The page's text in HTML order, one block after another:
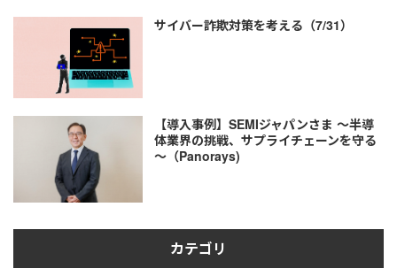
サイバー詐欺対策を考える（7/31）
【導入事例】SEMIジャパンさま ～半導
体業界の挑戦、サプライチェーンを守る
～（Panorays)
カテゴリ